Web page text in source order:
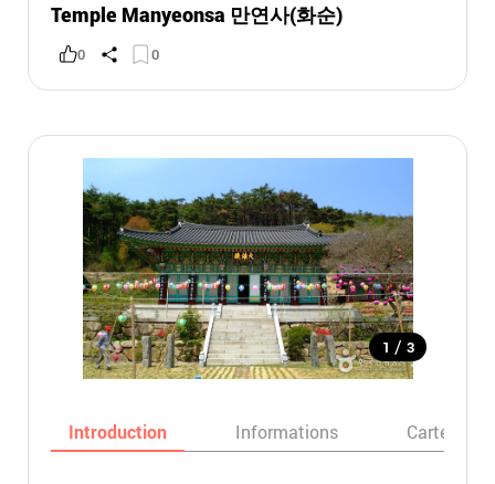
Temple Manyeonsa 만연사(화순)
0 0
1 / 3
Introduction Informations Carte